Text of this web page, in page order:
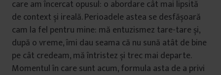
care am încercat opusul: o abordare cât mai lipsită
de context și ireală. Perioadele astea se desfășoară
cam la fel pentru mine: mă entuzismez tare-tare și,
după o vreme, îmi dau seama că nu sună atât de bine
pe cât credeam, mă întristez și trec mai departe.
Momentul în care sunt acum, formula asta de a privi